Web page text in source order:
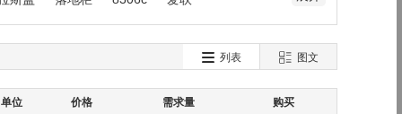
列表 图文
单位 价格 需求量 购买